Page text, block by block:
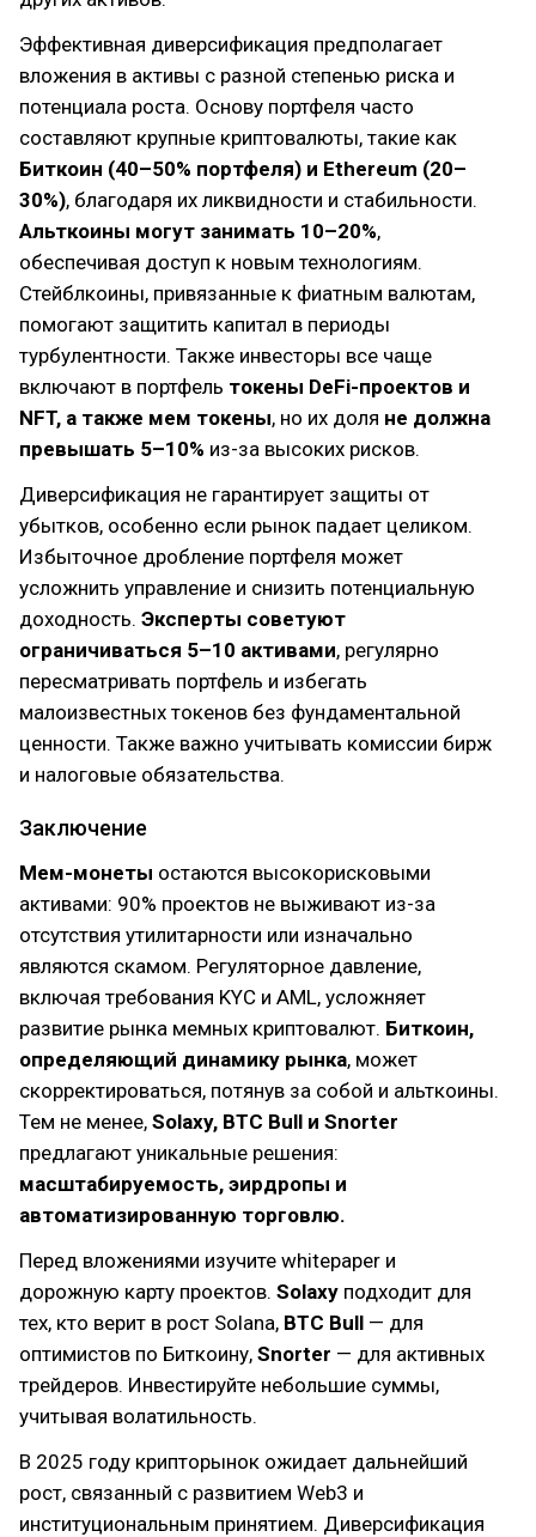
Эффективная диверсификация предполагает
вложения в активы с разной степенью риска и
потенциала роста. Основу портфеля часто
составляют крупные криптовалюты, такие как
Биткоин (40–50% портфеля) и Ethereum (20–
30%), благодаря их ликвидности и стабильности.
Альткоины могут занимать 10–20%,
обеспечивая доступ к новым технологиям.
Стейблкоины, привязанные к фиатным валютам,
помогают защитить капитал в периоды
турбулентности. Также инвесторы все чаще
включают в портфель токены DeFi-проектов и
NFT, а также мем токены, но их доля не должна
превышать 5–10% из-за высоких рисков.
Диверсификация не гарантирует защиты от
убытков, особенно если рынок падает целиком.
Избыточное дробление портфеля может
усложнить управление и снизить потенциальную
доходность. Эксперты советуют
ограничиваться 5–10 активами, регулярно
пересматривать портфель и избегать
малоизвестных токенов без фундаментальной
ценности. Также важно учитывать комиссии бирж
и налоговые обязательства.
Заключение
Мем-монеты остаются высокорисковыми
активами: 90% проектов не выживают из-за
отсутствия утилитарности или изначально
являются скамом. Регуляторное давление,
включая требования KYC и AML, усложняет
развитие рынка мемных криптовалют. Биткоин,
определяющий динамику рынка, может
скорректироваться, потянув за собой и альткоины.
Тем не менее, Solaxy, BTC Bull и Snorter
предлагают уникальные решения:
масштабируемость, эирдропы и
автоматизированную торговлю.
Перед вложениями изучите whitepaper и
дорожную карту проектов. Solaxy подходит для
тех, кто верит в рост Solana, BTC Bull — для
оптимистов по Биткоину, Snorter — для активных
трейдеров. Инвестируйте небольшие суммы,
учитывая волатильность.
В 2025 году крипторынок ожидает дальнейший
рост, связанный с развитием Web3 и
институциональным принятием. Диверсификация